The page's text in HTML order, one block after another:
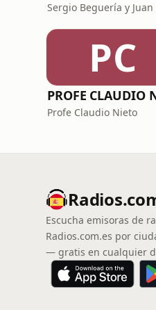
PC
Profe Claudio Nieto
Escucha emisoras de
Radios.com.es por
— gratis en cualquier